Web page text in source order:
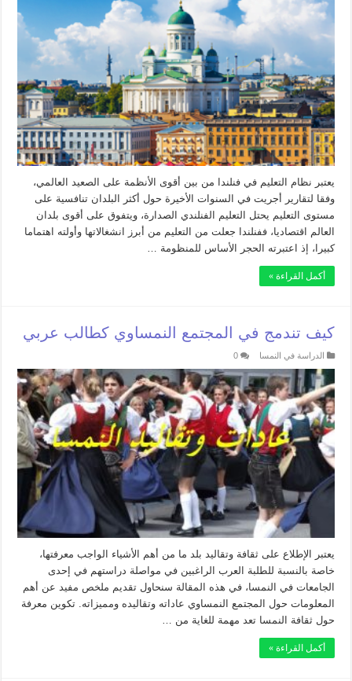
يعتبر نظام التعليم في فنلندا من بين أقوى الأنظمة على الصعيد العالمي،
وفقا لتقارير أجريت في السنوات الأخيرة حول أكثر البلدان تنافسية على
مستوى التعليم يحتل التعليم الفنلندي الصدارة، ويتفوق على أقوى بلدان
العالم اقتصاديا، ففنلندا جعلت من التعليم من أبرز انشغالاتها وأولته اهتماما
كبيرا، إذ اعتبرته الحجر الأساس للمنظومة …
أكمل القراءة »
كيف تندمج في المجتمع النمساوي كطالب عربي
الدراسة في النمسا 0
يعتبر الإطلاع على ثقافة وتقاليد بلد ما من أهم الأشياء الواجب معرفتها،
خاصة بالنسبة للطلبة العرب الراغبين في مواصلة دراستهم في إحدى
الجامعات في النمسا، في هذه المقالة سنحاول تقديم ملخص مفيد عن أهم
المعلومات حول المجتمع النمساوي عاداته وتقاليده ومميزاته. تكوين معرفة
حول ثقافة النمسا تعد مهمة للغاية من …
أكمل القراءة »